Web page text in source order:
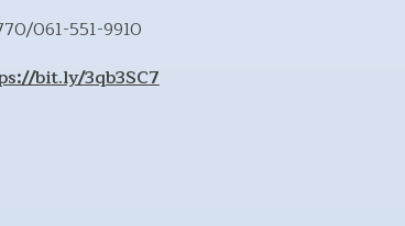
061-551-9910
bit.ly/3qb3SC7